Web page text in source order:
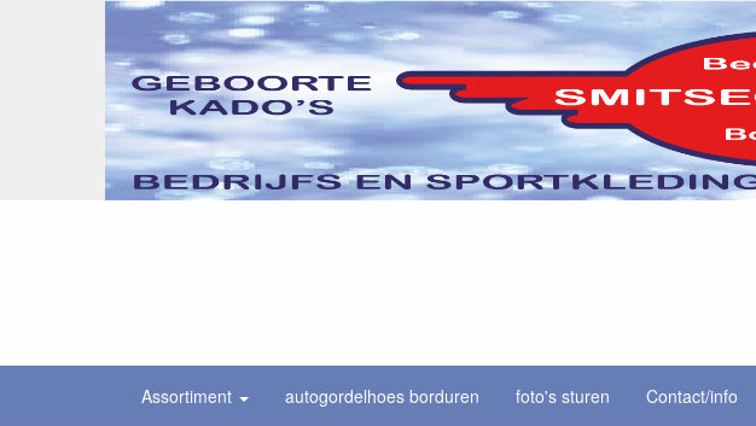
Assortiment autogordelhoes borduren foto's sturen Contact/info